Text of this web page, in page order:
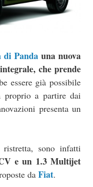
di Panda una nuova
che prende
essere già possibile
proprio a partire dai
presenta un
sono infatti
e un 1.3 Multijet
da Fiat.